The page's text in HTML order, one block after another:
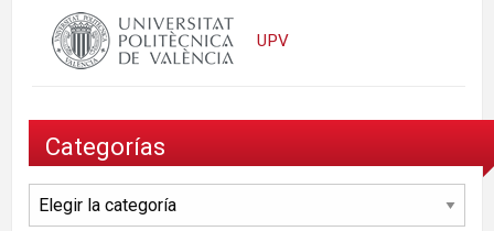
UPV
Categorías
Categorías